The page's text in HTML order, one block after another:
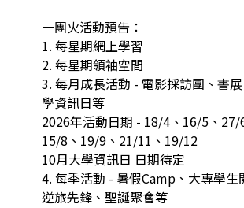
一團火活動預告：
1. 每星期網上學習
2. 每星期領袖空間
3. 每月成長活動 - 電影採訪團、書
學資訊日等
2026年活動日期 - 18/4、16/5、27/
15/8、19/9、21/11、19/12
10月大學資訊日 日期待定
4. 每季活動 - 暑假Camp、大專學生
逆旅先鋒、聖誕聚會等